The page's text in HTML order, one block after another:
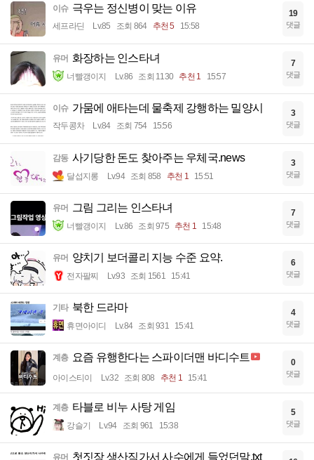
이슈 극우는 정신병이 맞는 이유
세프라딘 Lv.85 조회 864 추천 5 15:58
19
댓글
유머 화장하는 인스타녀
너빨갱이지 Lv.86 조회 1130 추천 1 15:57
7
댓글
이슈 가뭄에 애타는데 물축제 강행하는 밀양시
작두콩차 Lv.84 조회 754 15:56
3
댓글
감동 사기당한 돈도 찾아주는 우체국.news
달섭지롱 Lv.94 조회 858 추천 1 15:51
3
댓글
유머 그림 그리는 인스타녀
너빨갱이지 Lv.86 조회 975 추천 1 15:48
7
댓글
유머 양치기 보더콜리 지능 수준 요약.
전자팔찌 Lv.93 조회 1561 15:41
6
댓글
기타 북한 드라마
휴면아이디 Lv.84 조회 931 15:41
4
댓글
계층 요즘 유행한다는 스파이더맨 바디수트
아이스티이 Lv.32 조회 808 추천 1 15:41
0
댓글
계층 타블로 비누 사탕 게임
강슬기 Lv.94 조회 961 15:38
5
댓글
유머 첫짓장 생산직가서 사수에게 들었던말.txt